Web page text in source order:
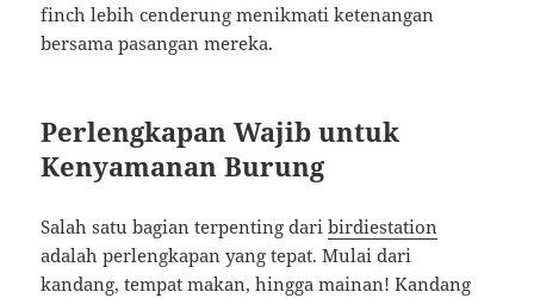
finch lebih cenderung menikmati ketenangan
bersama pasangan mereka.
Perlengkapan Wajib untuk
Kenyamanan Burung
Salah satu bagian terpenting daribirdiestation
adalah perlengkapan yang tepat. Mulai dari
kandang, tempat makan, hingga mainan! Kandang